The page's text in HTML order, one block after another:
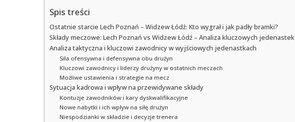
Spis treści
Ostatnie starcie Lech Poznań – Widzew Łódź: Kto wygrał i jak padły bramki?
Składy meczowe: Lech Poznań vs Widzew Łódź – Analiza kluczowych jedenastek
Analiza taktyczna i kluczowi zawodnicy w wyjściowych jedenastkach
Siła ofensywna i defensywna obu drużyn
Kluczowi zawodnicy i liderzy drużyny w ostatnich meczach
Możliwe ustawienia i strategie na mecz
Sytuacja kadrowa i wpływ na przewidywane składy
Kontuzje zawodników i kary dyskwalifikacyjne
Nowe nabytki i ich wpływ na siłę drużyn
Niespodzianki w składzie i decyzje trenera